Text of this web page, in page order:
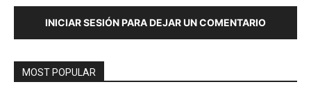
INICIAR SESIÓN PARA DEJAR UN COMENTARIO
MOST POPULAR